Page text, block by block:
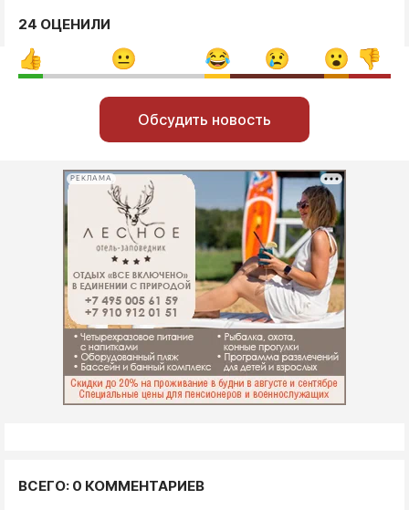
24 ОЦЕНИЛИ
Обсудить новость
РЕКЛАМА
ВСЕГО: 0 КОММЕНТАРИЕВ